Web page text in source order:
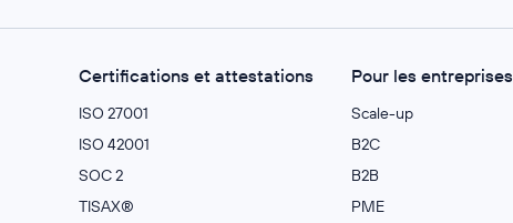
Certifications et attestations
ISO 27001
ISO 42001
SOC 2
TISAX®
Pour les entreprises
Scale-up
B2C
B2B
PME